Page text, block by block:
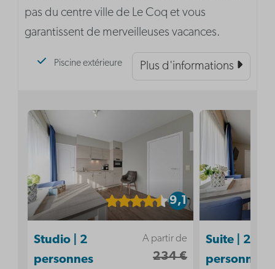
pas du centre ville de Le Coq et vous
garantissent de merveilleuses vacances.
Piscine extérieure Plus d'informations
9,1
A partir de
234 €
Studio | 2
personnes
Suite | 2
personnes